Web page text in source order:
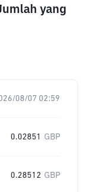
yang
08/07 02:59
0.02851 GBP
0.28512 GBP